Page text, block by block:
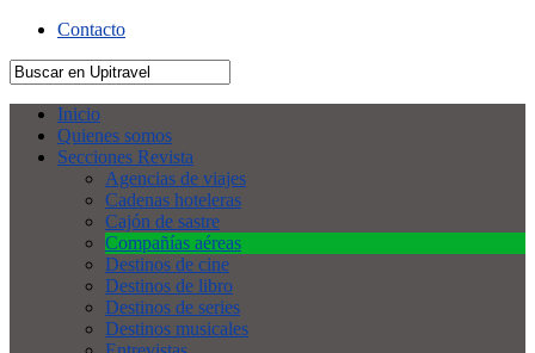
Contacto
Inicio
Quienes somos
Secciones Revista
Agencias de viajes
Cadenas hoteleras
Cajón de sastre
Compañías aéreas
Destinos de cine
Destinos de libro
Destinos de series
Destinos musicales